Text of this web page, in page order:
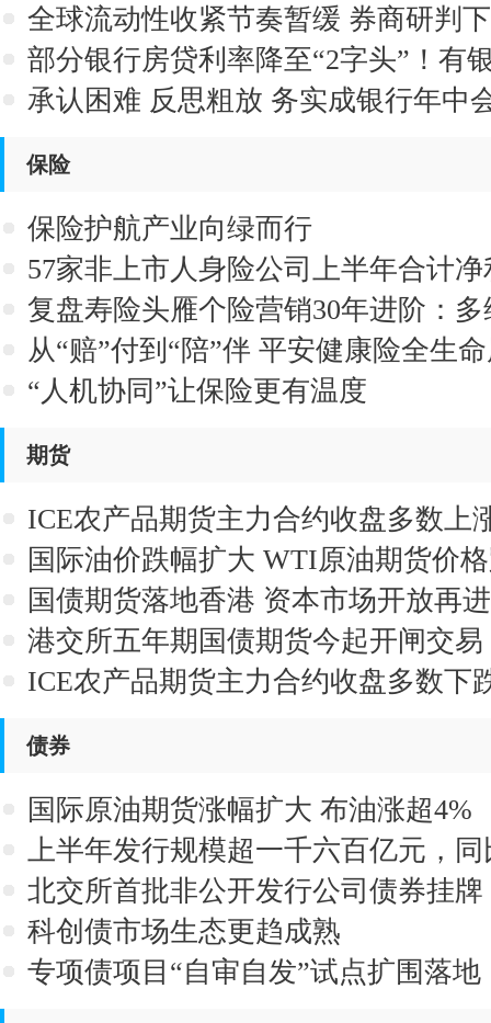
道门槛
全球流动性收紧节奏暂缓 券商研判
改善
部分银行房贷利率降至“2字头”！有
2.8%
承认困难 反思粗放 务实成银行年中
保险
保险护航产业向绿而行
57家非上市人身险公司上半年合计
109%
复盘寿险头雁个险营销30年进阶：
固“基本盘”
从“赔”付到“陪”伴 平安健康险全生
行时
“人机协同”让保险更有温度
期货
ICE农产品期货主力合约收盘多数上
国际油价跌幅扩大 WTI原油期货价
国债期货落地香港 资本市场开放再
港交所五年期国债期货今起开闸交易
ICE农产品期货主力合约收盘多数下
债券
国际原油期货涨幅扩大 布油涨超4%
上半年发行规模超一千六百亿元，
猫债为何受欢迎
北交所首批非公开发行公司债券挂牌
科创债市场生态更趋成熟
专项债项目“自审自发”试点扩围落地